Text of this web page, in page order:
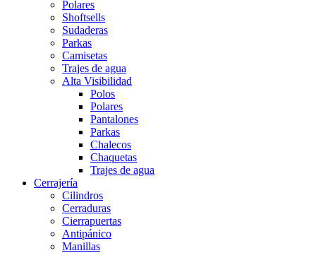
Polares
Shoftsells
Sudaderas
Parkas
Camisetas
Trajes de agua
Alta Visibilidad
Polos
Polares
Pantalones
Parkas
Chalecos
Chaquetas
Trajes de agua
Cerrajería
Cilindros
Cerraduras
Cierrapuertas
Antipánico
Manillas